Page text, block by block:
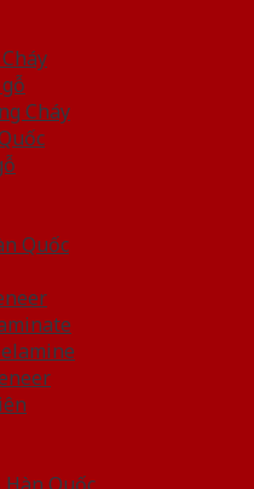
Cháy
Quốc
Hàn Quốc